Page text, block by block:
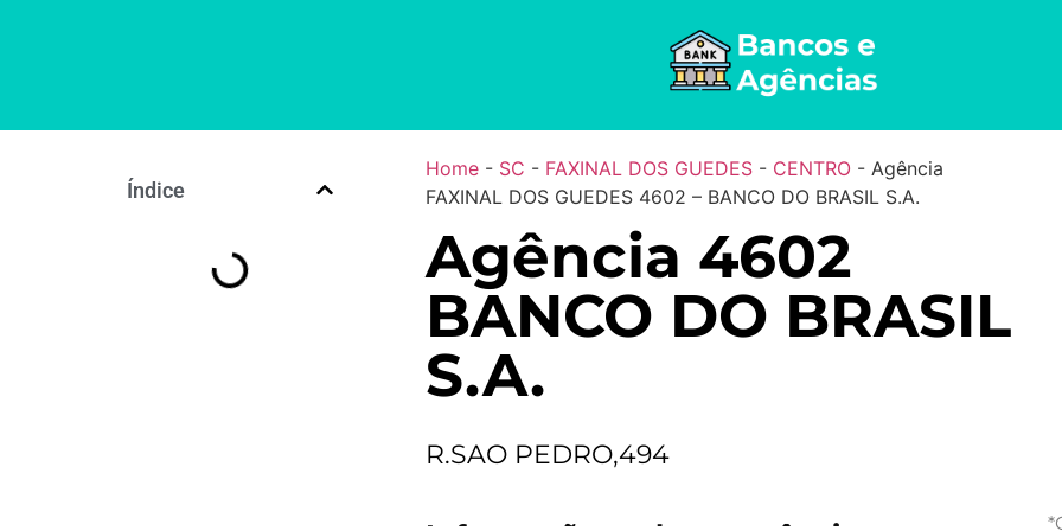
Índice
Home- SC - FAXINAL DOS GUEDES- CENTRO- Agência
FAXINAL DOS GUEDES 4602 – BANCO DO BRASIL S.A.
Agência 4602
BANCO DO BRASIL
S.A.
R.SAO PEDRO,494